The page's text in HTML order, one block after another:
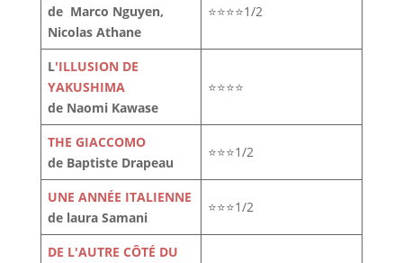
de Marco Nguyen,
Nicolas Athane
⭐⭐⭐⭐1/2
L'ILLUSION DE
YAKUSHIMA
de Naomi Kawase
⭐⭐⭐⭐
THE GIACCOMO
de Baptiste Drapeau
⭐⭐⭐1/2
UNE ANNÉE ITALIENNE
de laura Samani
⭐⭐⭐1/2
DE L'AUTRE CÔTÉ DU